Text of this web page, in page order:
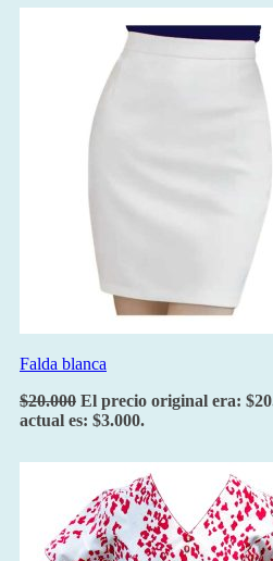
Falda blanca
$20.000 El precio original era:
actual es: $3.000.